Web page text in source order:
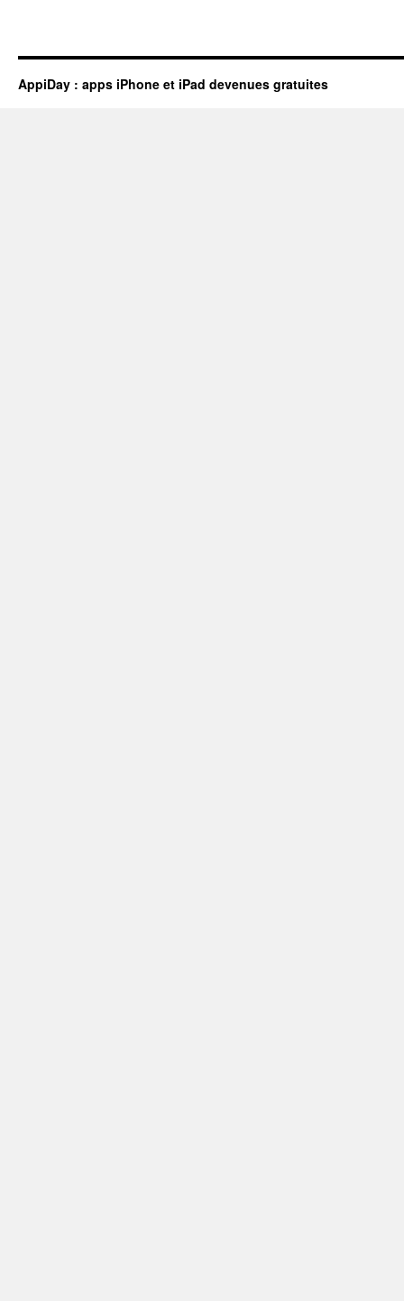
AppiDay : apps iPhone et iPad devenues gratuites